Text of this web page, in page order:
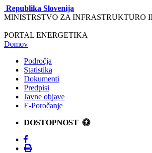
Republika Slovenija
MINISTRSTVO ZA INFRASTRUKTURO
PORTAL ENERGETIKA
Domov
Področja
Statistika
Dokumenti
Predpisi
Javne objave
E-Poročanje
DOSTOPNOST